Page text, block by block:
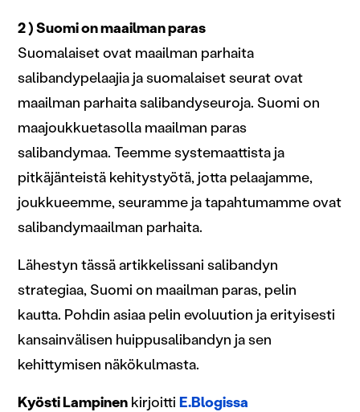
2 ) Suomi on maailman paras
Suomalaiset ovat maailman parhaita
salibandypelaajia ja suomalaiset seurat ovat
maailman parhaita salibandyseuroja. Suomi on
maajoukkuetasolla maailman paras
salibandymaa. Teemme systemaattista ja
pitkäjänteistä kehitystyötä, jotta pelaajamme,
joukkueemme, seuramme ja tapahtumamme ovat
salibandymaailman parhaita.
Lähestyn tässä artikkelissani salibandyn
strategiaa, Suomi on maailman paras, pelin
kautta. Pohdin asiaa pelin evoluution ja erityisesti
kansainvälisen huippusalibandyn ja sen
kehittymisen näkökulmasta.
Kyösti Lampinen kirjoitti E.Blogissa